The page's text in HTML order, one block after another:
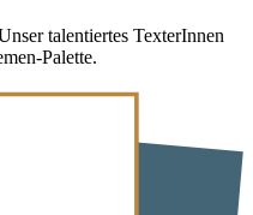
talentiertes TexterInnen
Palette.